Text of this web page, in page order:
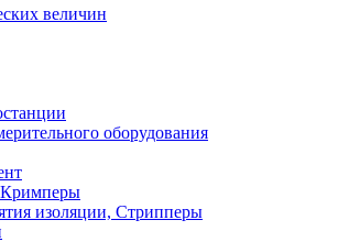
величин
оборудования
изоляции, Стрипперы